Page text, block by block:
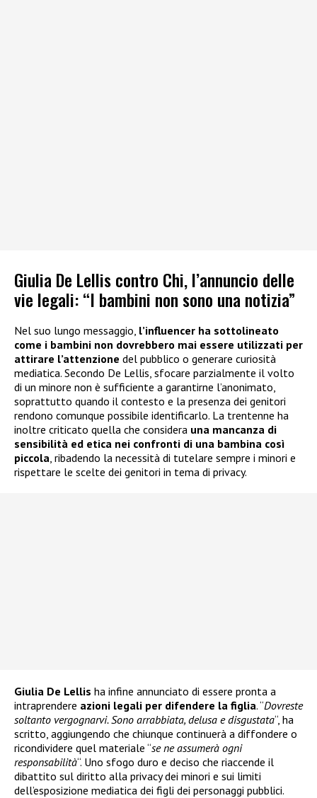
Giulia De Lellis contro Chi, l’annuncio delle
vie legali: “I bambini non sono una notizia”
Nel suo lungo messaggio, l’influencer ha sottolineato
come i bambini non dovrebbero mai essere utilizzati per
attirare l’attenzione del pubblico o generare curiosità
mediatica. Secondo De Lellis, sfocare parzialmente il volto
di un minore non è sufficiente a garantirne l’anonimato,
soprattutto quando il contesto e la presenza dei genitori
rendono comunque possibile identificarlo. La trentenne ha
inoltre criticato quella che considera una mancanza di
sensibilità ed etica nei confronti di una bambina così
piccola , ribadendo la necessità di tutelare sempre i minori e
rispettare le scelte dei genitori in tema di privacy.
Giulia De Lellis ha infine annunciato di essere pronta a
intraprendere azioni legali per difendere la figlia. “Dovreste
soltanto vergognarvi. Sono arrabbiata, delusa e disgustata“, ha
scritto, aggiungendo che chiunque continuerà a diffondere o
ricondividere quel materiale “se ne assumerà ogni
responsabilità“. Uno sfogo duro e deciso che riaccende il
dibattito sul diritto alla privacy dei minori e sui limiti
dell’esposizione mediatica dei figli dei personaggi pubblici.